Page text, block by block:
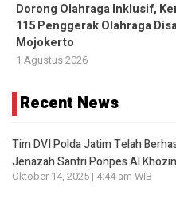
Dorong Olahraga Inklusif,
115 Penggerak Olahraga
Mojokerto
1 Agustus 2026
Recent News
Tim DVI Polda Jatim Telah
Jenazah Santri Ponpes Al
Oktober 14, 2025 | 4:44 am WIB